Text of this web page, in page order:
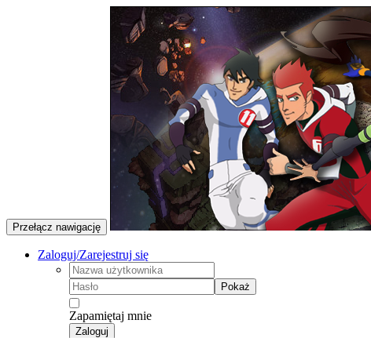
Przełącz nawigację
Zaloguj/Zarejestruj się
Pokaż
Zapamiętaj mnie
Zaloguj